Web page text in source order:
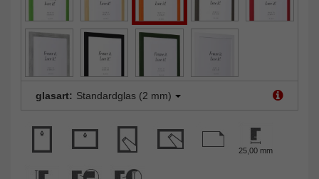
glasart: Standardglas (2 mm)
25,00 mm